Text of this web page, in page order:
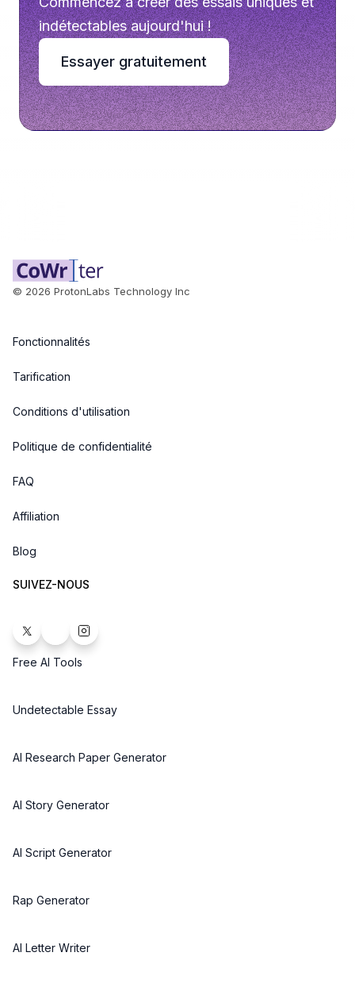
indétectables aujourd'hui !
Essayer gratuitement
© 2026 ProtonLabs Technology Inc
Fonctionnalités
Tarification
Conditions d'utilisation
Politique de confidentialité
FAQ
Affiliation
Blog
SUIVEZ-NOUS
Free AI Tools
Undetectable Essay
AI Research Paper Generator
AI Story Generator
AI Script Generator
Rap Generator
AI Letter Writer